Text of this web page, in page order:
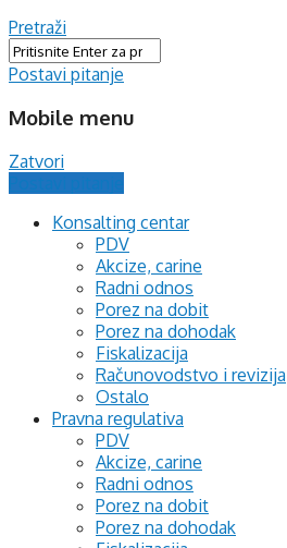
Pretraži
Postavi pitanje
Mobile menu
Zatvori
Konsalting centar
PDV
Akcize, carine
Radni odnos
Porez na dobit
Porez na dohodak
Fiskalizacija
Računovodstvo i revizija
Ostalo
Pravna regulativa
PDV
Akcize, carine
Radni odnos
Porez na dobit
Porez na dohodak